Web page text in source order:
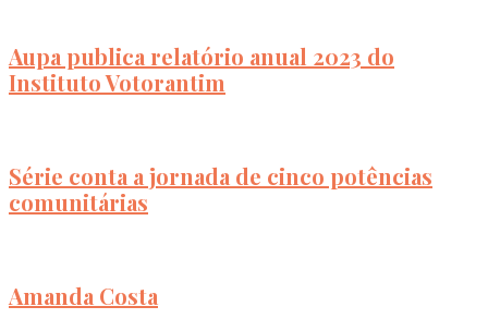
Aupa publica relatório anual 2023 do
Instituto Votorantim
Série conta a jornada de cinco potências
comunitárias
Amanda Costa